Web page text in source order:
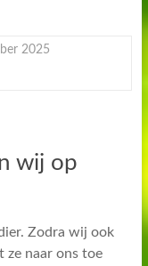
2025
wij op
Zodra wij ook
ze naar ons toe